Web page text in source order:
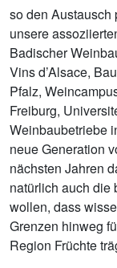
so den Austausch
unsere
Badischer
Vins d’Alsace,
Pfalz,
Freiburg,
Weinbaubetriebe
neue Generation
nächsten Jahren
natürlich auch die
wollen, dass
Grenzen hinweg
Region Früchte